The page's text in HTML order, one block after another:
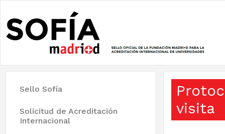
Sello Sofía
Solicitud de Acreditación
Internacional
visita